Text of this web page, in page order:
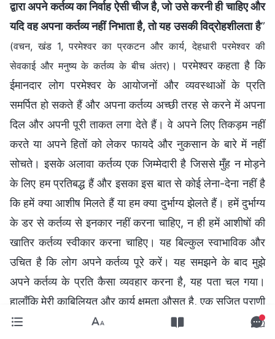
द्वारा अपने कर्तव्य का निर्वाह ऐसी चीज है, जो उसे करनी ही चाहिए और
यदि वह अपना कर्तव्य नहीं निभाता है, तो यह उसकी विद्रोहशीलता है”
(वचन, खंड 1, परमेश्वर का प्रकटन और कार्य, देहधारी परमेश्वर की
सेवकाई और मनुष्य के कर्तव्य के बीच अंतर) । परमेश्वर कहता है कि
ईमानदार लोग परमेश्वर के आयोजनों और व्यवस्थाओं के प्रति
समर्पित हो सकते हैं और अपना कर्तव्य अच्छी तरह से करने में अपना
दिल और अपनी पूरी ताकत लगा देते हैं। वे अपने लिए तिकड़म नहीं
करते या अपने हितों को लेकर फायदे और नुकसान के बारे में नहीं
सोचते। इसके अलावा कर्तव्य एक जिम्मेदारी है जिससे मुँह न मोड़ने
के लिए हम प्रतिबद्ध हैं और इसका इस बात से कोई लेना-देना नहीं है
कि हमें क्या आशीष मिलते हैं या हम क्या दुर्भाग्य झेलते हैं। हमें दुर्भाग्य
के डर से कर्तव्य से इनकार नहीं करना चाहिए, न ही हमें आशीषों की
खातिर कर्तव्य स्वीकार करना चाहिए। यह बिल्कुल स्वाभाविक और
उचित है कि लोग अपने कर्तव्य पूरे करें। यह समझने के बाद मुझे
अपने कर्तव्य के प्रति कैसा व्यवहार करना है, यह पता चल गया।
हालाँकि मेरी काबिलियत और कार्य क्षमता औसत है, एक सृजित प्राणी
के रूप में मुझे जो करना है वह करना ही चाहिए। अपना कर्तव्य